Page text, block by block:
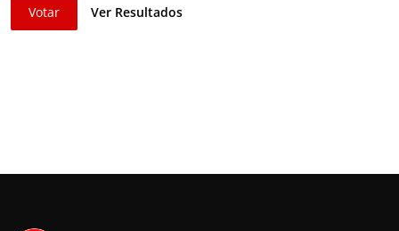
Votar Ver Resultados